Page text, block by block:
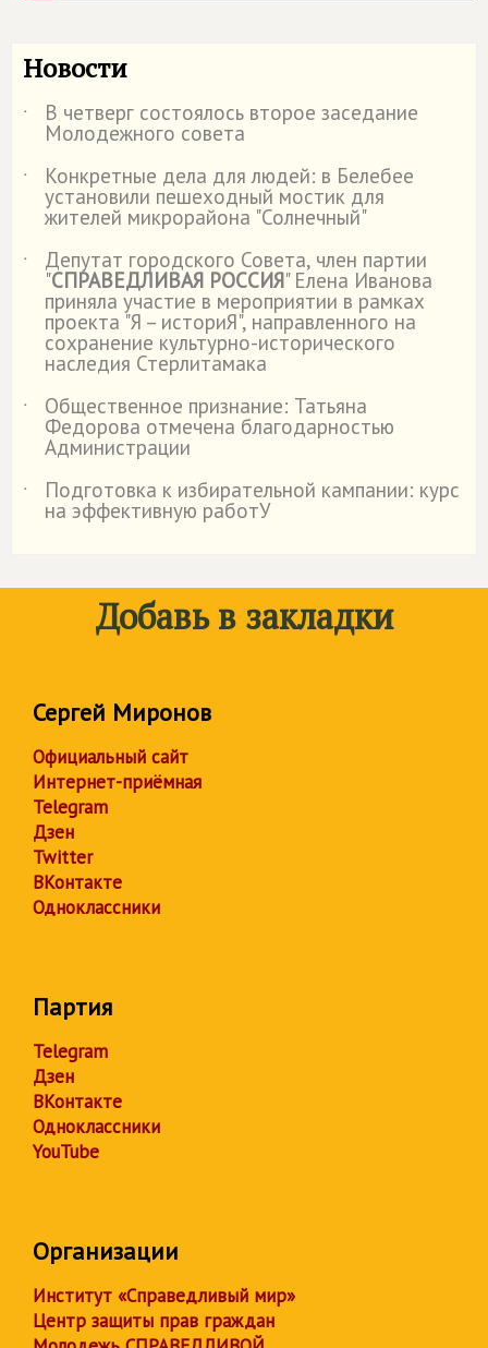
Новости
˙ В четверг состоялось второе заседание
Молодежного совета
˙
Конкретные дела для людей: в Белебее
установили пешеходный мостик для
жителей микрорайона "Солнечный"
˙
Депутат городского Совета, член партии
"СПРАВЕДЛИВАЯ РОССИЯ" Елена Иванова
приняла участие в мероприятии в рамках
проекта "Я – историЯ", направленного на
сохранение культурно-исторического
наследия Стерлитамака
˙
Общественное признание: Татьяна
Федорова отмечена благодарностью
Администрации
˙
Подготовка к избирательной кампании: курс
на эффективную работУ
Добавь в закладки
Сергей Миронов
Официальный сайт
Интернет-приёмная
Telegram
Дзен
Twitter
ВКонтакте
Одноклассники
Партия
Telegram
Дзен
ВКонтакте
Одноклассники
YouTube
Организации
Институт «Справедливый мир»
Центр защиты прав граждан